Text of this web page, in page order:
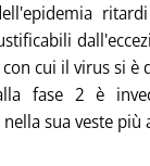
cui il virus si è
fase 2 è
sua veste più